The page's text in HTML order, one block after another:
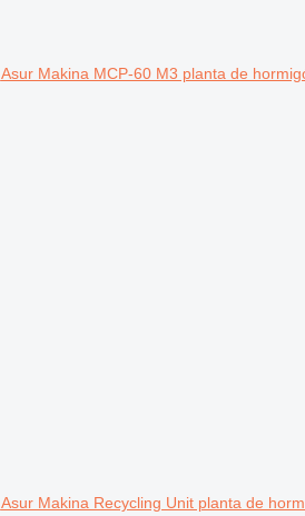
Asur Makina MCP-60 M3 planta de
Asur Makina Recycling Unit planta de